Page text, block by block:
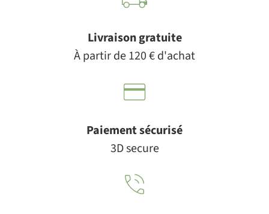
Livraison gratuite
À partir de 120 € d'achat
Paiement sécurisé
3D secure